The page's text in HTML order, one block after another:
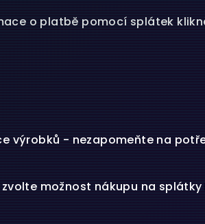
o platbě pomocí splátek
výrobků - nezapomeňte na
možnost nákupu na splátky